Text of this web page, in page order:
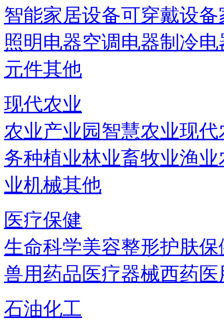
智能家居设备可穿戴设备
照明电器空调电器制冷电
元件其他
现代农业
农业产业园智慧农业现代
务种植业林业畜牧业渔业
业机械其他
医疗保健
生命科学美容整形护肤保
兽用药品医疗器械西药
石油化工